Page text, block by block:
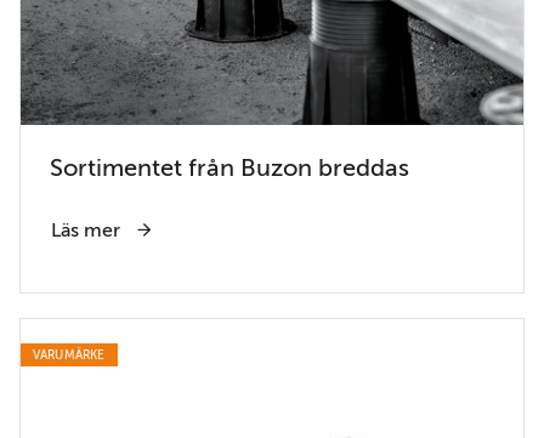
Sortimentet från Buzon breddas
Läs mer
VARUMÄRKE